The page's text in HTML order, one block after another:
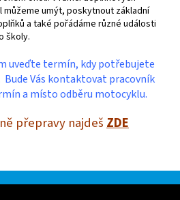
umýt, poskytnout základní
a také pořádáme různé události
školy.
uveďte termín, kdy potřebujete
Vás kontaktovat pracovník
a místo odběru motocyklu.
přepravy najdeš ZDE